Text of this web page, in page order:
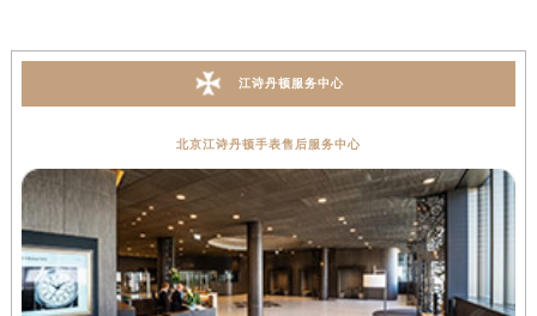
江诗丹顿服务中心
北京江诗丹顿手表售后服务中心